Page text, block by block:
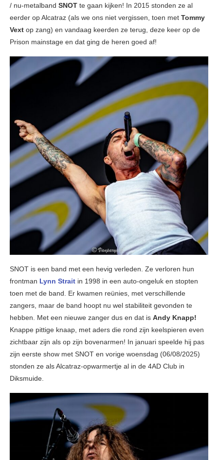
/ nu-metalband SNOT te gaan kijken! In 2015 stonden ze al
eerder op Alcatraz (als we ons niet vergissen, toen met Tommy
Vext op zang) en vandaag keerden ze terug, deze keer op de
Prison mainstage en dat ging de heren goed af!
SNOT is een band met een hevig verleden. Ze verloren hun
frontman Lynn Strait in 1998 in een auto-ongeluk en stopten
toen met de band. Er kwamen reünies, met verschillende
zangers, maar de band hoopt nu wel stabiliteit gevonden te
hebben. Met een nieuwe zanger dus en dat is Andy Knapp!
Knappe pittige knaap, met aders die rond zijn keelspieren even
zichtbaar zijn als op zijn bovenarmen! In januari speelde hij pas
zijn eerste show met SNOT en vorige woensdag (06/08/2025)
stonden ze als Alcatraz-opwarmertje al in de 4AD Club in
Diksmuide.